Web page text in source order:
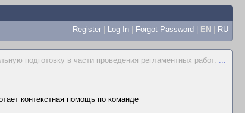
Register | Log In | Forgot Password | EN | RU
подготовку в части проведения регламентных работ. ...
контекстная помощь по команде